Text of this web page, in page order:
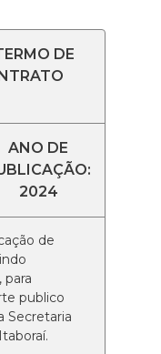
DE
ANO DE
2024
de
publico
Secretaria